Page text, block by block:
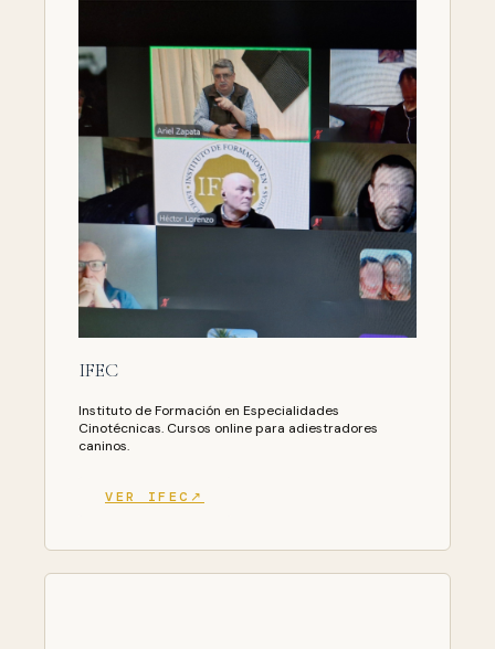
IFEC
Instituto de Formación en Especialidades
Cinotécnicas. Cursos online para adiestradores
caninos.
VER IFEC↗